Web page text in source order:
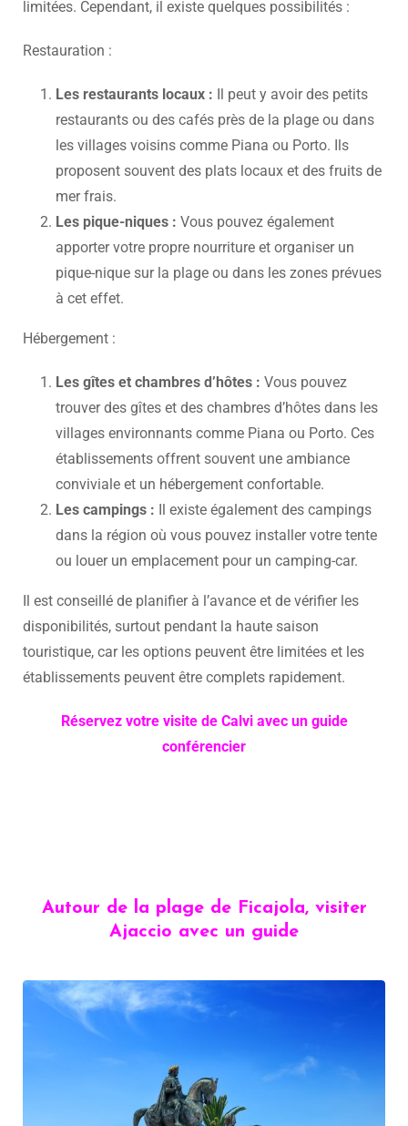
limitées. Cependant, il existe quelques possibilités :
Restauration :
Les restaurants locaux : Il peut y avoir des petits
restaurants ou des cafés près de la plage ou dans
les villages voisins comme Piana ou Porto. Ils
proposent souvent des plats locaux et des fruits de
mer frais.
Les pique-niques : Vous pouvez également
apporter votre propre nourriture et organiser un
pique-nique sur la plage ou dans les zones prévues
à cet effet.
Hébergement :
Les gîtes et chambres d’hôtes : Vous pouvez
trouver des gîtes et des chambres d’hôtes dans les
villages environnants comme Piana ou Porto. Ces
établissements offrent souvent une ambiance
conviviale et un hébergement confortable.
Les campings : Il existe également des campings
dans la région où vous pouvez installer votre tente
ou louer un emplacement pour un camping-car.
Il est conseillé de planifier à l’avance et de vérifier les
disponibilités, surtout pendant la haute saison
touristique, car les options peuvent être limitées et les
établissements peuvent être complets rapidement.
Réservez votre visite de Calvi avec un guide
conférencier
Autour de la plage de Ficajola, visiter
Ajaccio avec un guide